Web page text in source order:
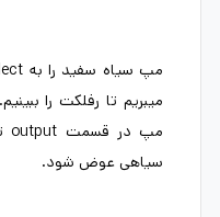
میبریم تا رفلکت را
سیاهی عوض شود.